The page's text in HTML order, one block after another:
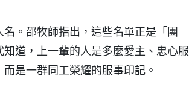
。邵牧師指出，這些名單正是「團
道，上一輩的人是多麼愛主、忠心服
是一群同工榮耀的服事印記。